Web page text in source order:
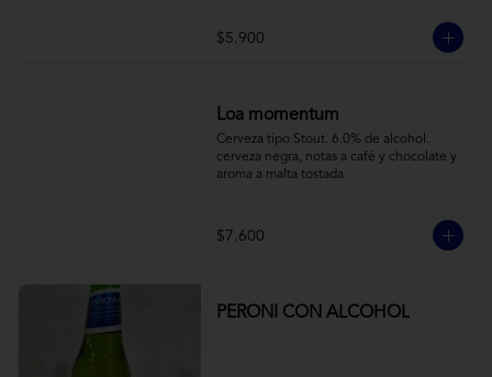
$5.900
Loa momentum
Cerveza tipo Stout. 6.0% de alcohol.
cerveza negra, notas a café y chocolate y
aroma a malta tostada
$7.600
PERONI CON ALCOHOL